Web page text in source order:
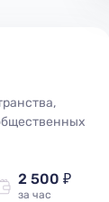
2 500 ₽
за час